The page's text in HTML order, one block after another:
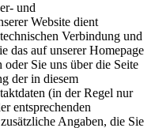
und
Website dient
Verbindung und
das auf unserer Homepage
Sie uns über die Seite
der in diesem
(in der Regel nur
entsprechenden
Angaben, die Sie